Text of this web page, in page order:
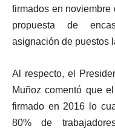
firmados en
propuesta de
asignación de puestos
Al respecto, el
Muñoz comentó que
firmado en 2016 lo
80% de